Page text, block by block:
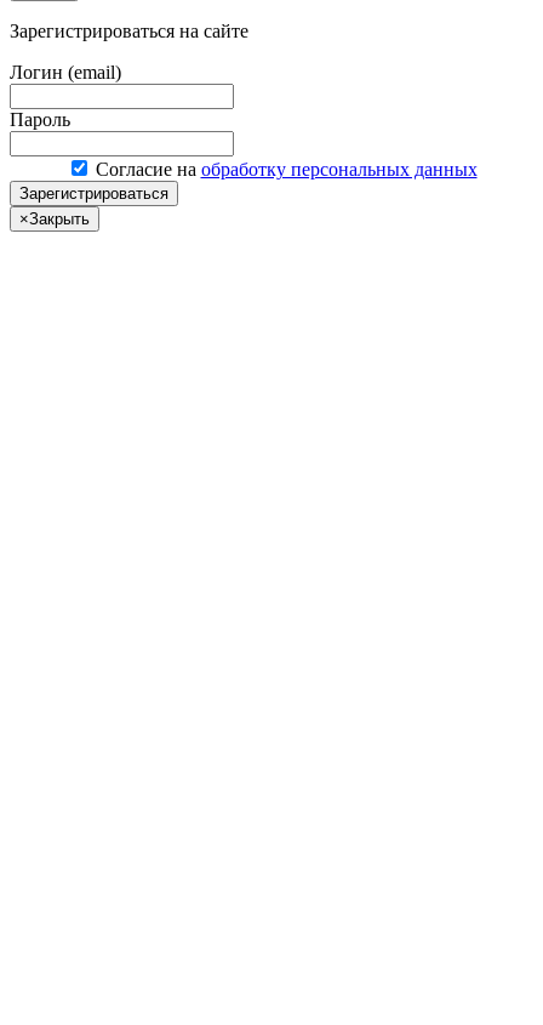
Зарегистрироваться на сайте
Логин (email)
Пароль
Согласие на обработку персональных данных
Зарегистрироваться
×Закрыть